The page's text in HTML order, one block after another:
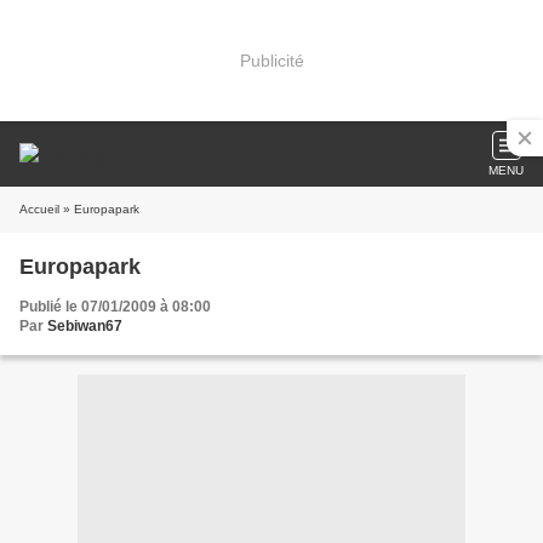
Publicité
MENU
Accueil » Europapark
Europapark
Publié le 07/01/2009 à 08:00
Par Sebiwan67